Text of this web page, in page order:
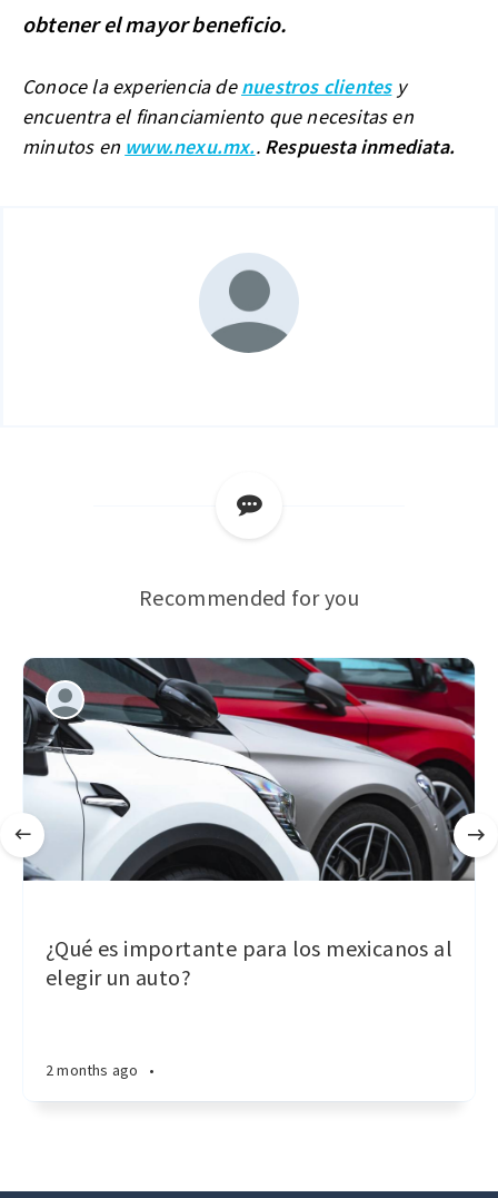
obtener el mayor beneficio.
Conoce la experiencia denuestros clientesy
encuentra el financiamiento que necesitas en
minutos en www.nexu.mx.. Respuesta inmediata.
Recommended for you
¿Qué es importante para los mexicanos al
elegir un auto?
2 months ago •